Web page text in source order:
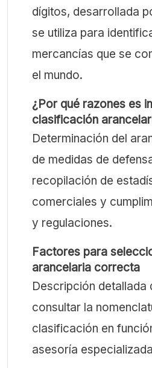
dígitos, desarrollada
se utiliza para
mercancías que se
el mundo.
¿Por qué razones es
clasificación
Determinación del
de medidas de
recopilación de
comerciales y
y regulaciones.
Factores para
arancelaria correcta
Descripción detallada
consultar la
clasificación en
asesoría